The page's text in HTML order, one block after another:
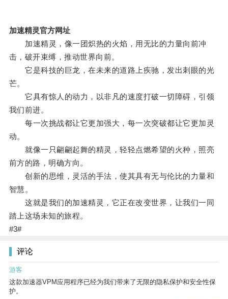
加速精灵官方网址
加速精灵，像一团炽热的火焰，用无比的力量向前冲
击，破开束缚，推动世界向前。
它是科技的巨龙，在未来的道路上疾驰，发出刺眼的光
芒。
它具有惊人的动力，以非凡的速度打破一切障碍，引领
我们前进。
每一次挑战都让它更加强大，每一次突破都让它更加灵
动。
就像一只翩翩起舞的精灵，轻轻点燃希望的火种，照亮
前方的路，明确方向。
创新的思维，灵活的手法，使其具有无与伦比的力量和
智慧。
这就是我们的加速精灵，它正在改变世界，让我们一同
踏上这场未知的旅程。
#3#
评论
游客
这款加速器VPM应用程序已经为我们带来了无限的隐私保护和安全性保
护。